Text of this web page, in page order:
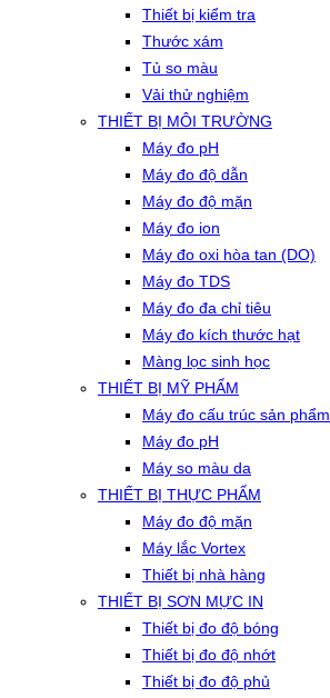
Thiết bị kiểm tra
Thước xám
Tủ so màu
Vải thử nghiệm
THIẾT BỊ MÔI TRƯỜNG
Máy đo pH
Máy đo độ dẫn
Máy đo độ mặn
Máy đo ion
Máy đo oxi hòa tan (DO)
Máy đo TDS
Máy đo đa chỉ tiêu
Máy đo kích thước hạt
Màng lọc sinh học
THIẾT BỊ MỸ PHẨM
Máy đo cấu trúc sản phẩm
Máy đo pH
Máy so màu da
THIẾT BỊ THỰC PHẨM
Máy đo độ mặn
Máy lắc Vortex
Thiết bị nhà hàng
THIẾT BỊ SƠN MỰC IN
Thiết bị đo độ bóng
Thiết bị đo độ nhớt
Thiết bị đo độ phủ